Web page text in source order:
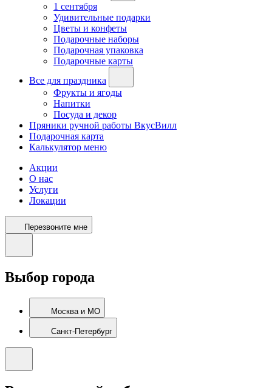
1 сентября
Удивительные подарки
Цветы и конфеты
Подарочные наборы
Подарочная упаковка
Подарочные карты
Все для праздника
Фрукты и ягоды
Напитки
Посуда и декор
Пряники ручной работы ВкусВилл
Подарочная карта
Калькулятор меню
Акции
О нас
Услуги
Локации
Перезвоните мне
Выбор города
Москва и МО
Санкт-Петербург